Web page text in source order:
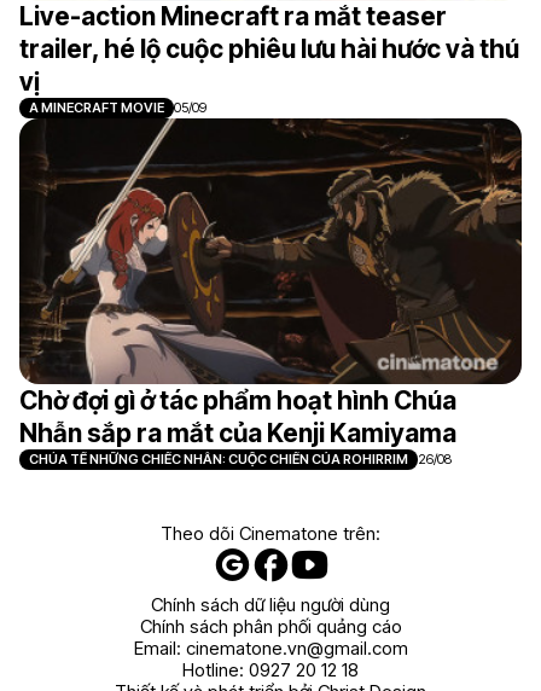
Live-action Minecraft ra mắt teaser
trailer, hé lộ cuộc phiêu lưu hài hước và thú
vị
A MINECRAFT MOVIE 05/09
Chờ đợi gì ở tác phẩm hoạt hình Chúa
Nhẫn sắp ra mắt của Kenji Kamiyama
CHÚA TỂ NHỮNG CHIẾC NHẪN: CUỘC CHIẾN CỦA ROHIRRIM 26/08
Theo dõi Cinematone trên:
Chính sách dữ liệu người dùng
Chính sách phân phối quảng cáo
Email: cinematone.vn@gmail.com
Hotline: 0927 20 12 18